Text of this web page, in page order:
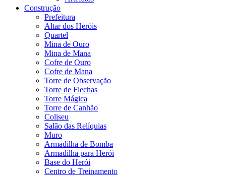
Construção
Prefeitura
Altar dos Heróis
Quartel
Mina de Ouro
Mina de Mana
Cofre de Ouro
Cofre de Mana
Torre de Observação
Torre de Flechas
Torre Mágica
Torre de Canhão
Coliseu
Salão das Relíquias
Muro
Armadilha de Bomba
Armadilha para Herói
Base do Herói
Centro de Treinamento